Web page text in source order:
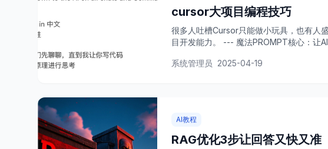
cursor大项目编程技巧
很多人吐槽Cursor只能做小玩具，也有人
目开发能力。 --- 魔法PROMPT核心：让
系统管理员 2025-04-19
AI教程
RAG优化3步让回答又快又准